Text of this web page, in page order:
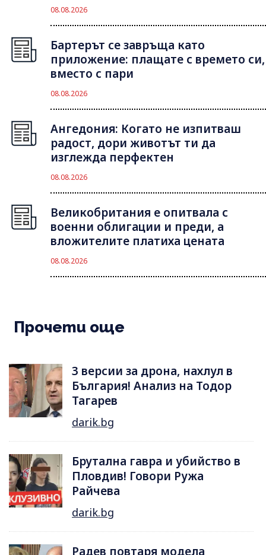
08.08.2026
Бартерът се завръща като
приложение: плащате с времето си,
вместо с пари
08.08.2026
Ангедония: Когато не изпитваш
радост, дори животът ти да
изглежда перфектен
08.08.2026
Великобритания е опитвала с
военни облигации и преди, а
вложителите платиха цената
08.08.2026
Прочети още
3 версии за дрона, нахлул в
България! Анализ на Тодор
Тагарев
darik.bg
Брутална гавра и убийство в
Пловдив! Говори Ружа
Райчева
darik.bg
Радев повтаря модела